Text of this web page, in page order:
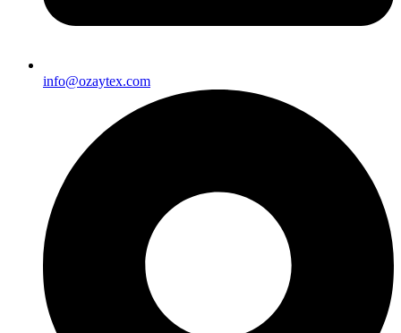
info@ozaytex.com